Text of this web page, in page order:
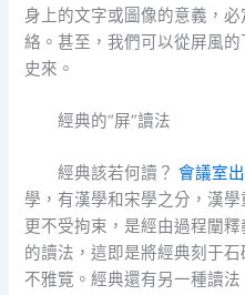
身上的文字或圖像的意義，
絡。甚至，我們可以從屏風
史來。
經典的“屏”讀法
經典該若何讀？ 會議室
學，有漢學和宋學之分，漢
更不受拘束，是經由過程闡
的讀法，這即是將經典刻于
不雅覽。經典還有另一種讀